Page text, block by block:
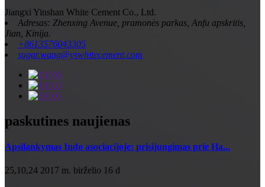
Jiangxi Yinshan White Cement Co., Ltd.
Adresas: Zhenxing Avenue, pramonės parkas, Anfu apskritis,
Jian, Kinija.
+8613576043305
sugar.wang@yswhitecement.com
paskutines naujienas
Apsilankymas Indo asociacijoje: prisijungimas prie Ha...
25,10,24 2017 m. birželio 16 d